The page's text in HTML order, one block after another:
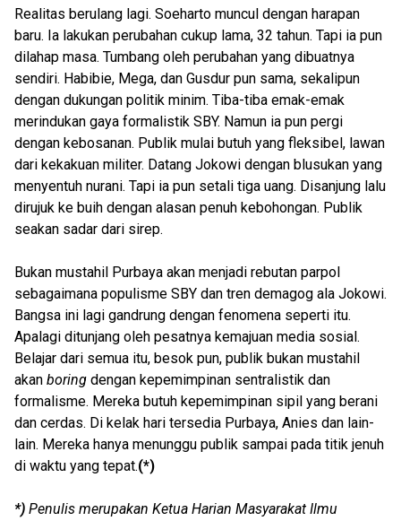
Realitas berulang lagi. Soeharto muncul dengan harapan
baru. Ia lakukan perubahan cukup lama, 32 tahun. Tapi ia pun
dilahap masa. Tumbang oleh perubahan yang dibuatnya
sendiri. Habibie, Mega, dan Gusdur pun sama, sekalipun
dengan dukungan politik minim. Tiba-tiba emak-emak
merindukan gaya formalistik SBY. Namun ia pun pergi
dengan kebosanan. Publik mulai butuh yang fleksibel, lawan
dari kekakuan militer. Datang Jokowi dengan blusukan yang
menyentuh nurani. Tapi ia pun setali tiga uang. Disanjung lalu
dirujuk ke buih dengan alasan penuh kebohongan. Publik
seakan sadar dari sirep.
Bukan mustahil Purbaya akan menjadi rebutan parpol
sebagaimana populisme SBY dan tren demagog ala Jokowi.
Bangsa ini lagi gandrung dengan fenomena seperti itu.
Apalagi ditunjang oleh pesatnya kemajuan media sosial.
Belajar dari semua itu, besok pun, publik bukan mustahil
akan boring dengan kepemimpinan sentralistik dan
formalisme. Mereka butuh kepemimpinan sipil yang berani
dan cerdas. Di kelak hari tersedia Purbaya, Anies dan lain-
lain. Mereka hanya menunggu publik sampai pada titik jenuh
di waktu yang tepat.(*)
*) Penulis merupakan Ketua Harian Masyarakat Ilmu